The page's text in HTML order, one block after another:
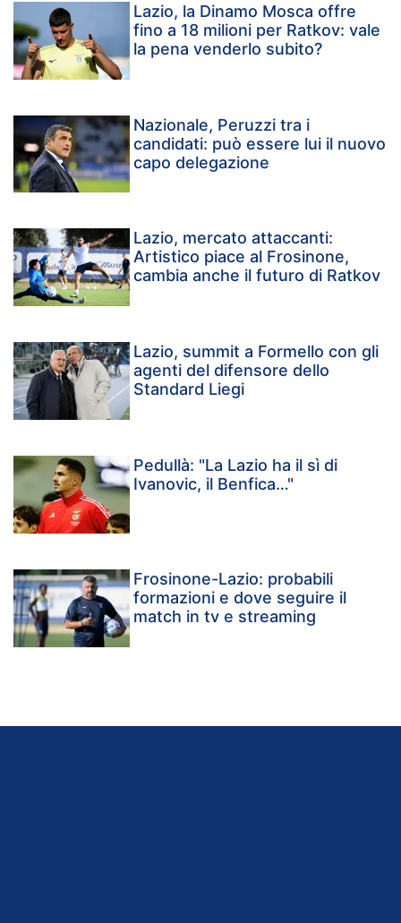
Lazio, la Dinamo Mosca offre
fino a 18 milioni per Ratkov: vale
la pena venderlo subito?
Nazionale, Peruzzi tra i
candidati: può essere lui il nuovo
capo delegazione
Lazio, mercato attaccanti:
Artistico piace al Frosinone,
cambia anche il futuro di Ratkov
Lazio, summit a Formello con gli
agenti del difensore dello
Standard Liegi
Pedullà: "La Lazio ha il sì di
Ivanovic, il Benfica…"
Frosinone-Lazio: probabili
formazioni e dove seguire il
match in tv e streaming